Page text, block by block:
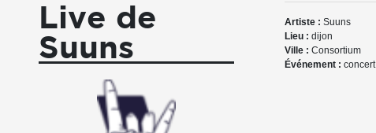
Live de
Suuns
Artiste : Suuns
Lieu : dijon
Ville : Consortium
Événement : concert